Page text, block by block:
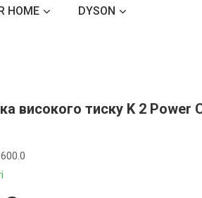
HOME DYSON
високого тиску K 2 Power